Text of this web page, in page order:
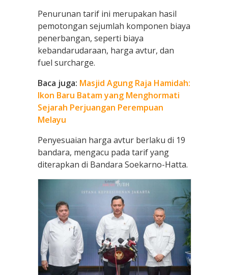
Penurunan tarif ini merupakan hasil
pemotongan sejumlah komponen biaya
penerbangan, seperti biaya
kebandarudaraan, harga avtur, dan
fuel surcharge.
Baca juga: Masjid Agung Raja Hamidah:
Ikon Baru Batam yang Menghormati
Sejarah Perjuangan Perempuan
Melayu
Penyesuaian harga avtur berlaku di 19
bandara, mengacu pada tarif yang
diterapkan di Bandara Soekarno-Hatta.